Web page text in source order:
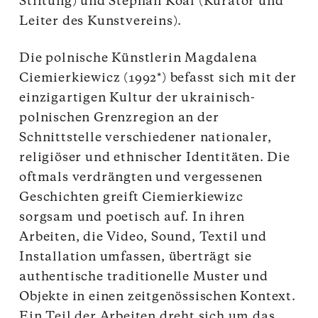
Leiter des Kunstvereins).
Die polnische Künstlerin Magdalena
Ciemierkiewicz (1992*) befasst sich mit der
einzigartigen Kultur der ukrainisch-
polnischen Grenzregion an der
Schnittstelle verschiedener nationaler,
religiöser und ethnischer Identitäten. Die
oftmals verdrängten und vergessenen
Geschichten greift Ciemierkiewizc
sorgsam und poetisch auf. In ihren
Arbeiten, die Video, Sound, Textil und
Installation umfassen, überträgt sie
authentische traditionelle Muster und
Objekte in einen zeitgenössischen Kontext.